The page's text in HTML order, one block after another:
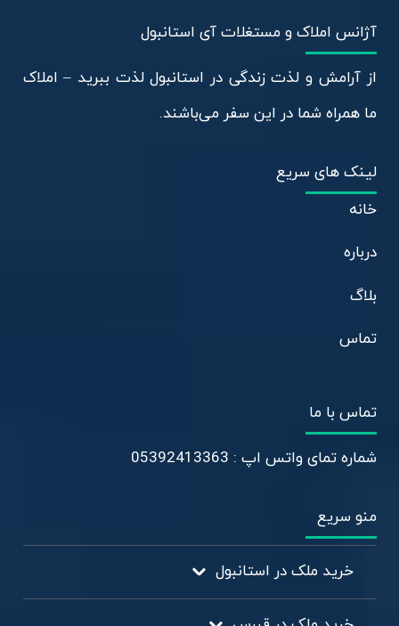
آژانس املاک و مستغلات آی استانبول
از آرامش و لذت زندگی در استانبول لذت ببرید – املاک
ما همراه شما در این سفر می‌باشند.
لینک های سریع
خانه
درباره
بلاگ
تماس
تماس با ما
شماره تمای واتس اپ : 05392413363
منو سریع
خرید ملک در استانبول